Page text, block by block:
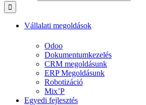
Vállalati megoldások
Odoo
Dokumentumkezelés
CRM megoldásunk
ERP Megoldásunk
Robotizáció
Mix’P
Egyedi fejlesztés